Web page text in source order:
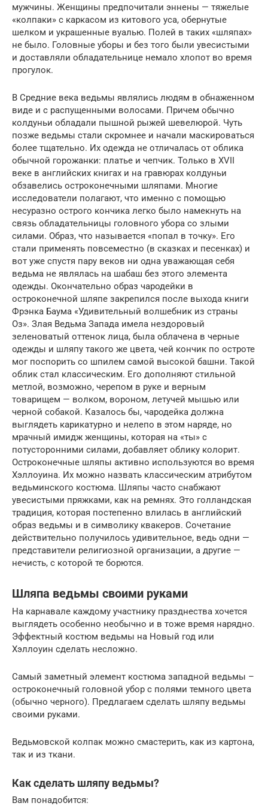
мужчины. Женщины предпочитали эннены — тяжелые
«колпаки» с каркасом из китового уса, обернутые
шелком и украшенные вуалью. Полей в таких «шляпах»
не было. Головные уборы и без того были увесистыми
и доставляли обладательнице немало хлопот во время
прогулок.
В Средние века ведьмы являлись людям в обнаженном
виде и с распущенными волосами. Причем обычно
колдуньи обладали пышной рыжей шевелюрой. Чуть
позже ведьмы стали скромнее и начали маскироваться
более тщательно. Их одежда не отличалась от облика
обычной горожанки: платье и чепчик. Только в XVII
веке в английских книгах и на гравюрах колдуньи
обзавелись остроконечными шляпами. Многие
исследователи полагают, что именно с помощью
несуразно острого кончика легко было намекнуть на
связь обладательницы головного убора со злыми
силами. Образ, что называется «попал в точку». Его
стали применять повсеместно (в сказках и песенках) и
вот уже спустя пару веков ни одна уважающая себя
ведьма не являлась на шабаш без этого элемента
одежды. Окончательно образ чародейки в
остроконечной шляпе закрепился после выхода книги
Фрэнка Баума «Удивительный волшебник из страны
Оз». Злая Ведьма Запада имела нездоровый
зеленоватый оттенок лица, была облачена в черные
одежды и шляпу такого же цвета, чей кончик по остроте
мог поспорить со шпилем самой высокой башни. Такой
облик стал классическим. Его дополняют стильной
метлой, возможно, черепом в руке и верным
товарищем — волком, вороном, летучей мышью или
черной собакой. Казалось бы, чародейка должна
выглядеть карикатурно и нелепо в этом наряде, но
мрачный имидж женщины, которая на «ты» с
потусторонними силами, добавляет облику колорит.
Остроконечные шляпы активно используются во время
Хэллоуина. Их можно назвать классическим атрибутом
ведьминского костюма. Шляпы часто снабжают
увесистыми пряжками, как на ремнях. Это голландская
традиция, которая постепенно влилась в английский
образ ведьмы и в символику квакеров. Сочетание
действительно получилось удивительное, ведь одни —
представители религиозной организации, а другие —
нечисть, с которой те борются.
Шляпа ведьмы своими руками
На карнавале каждому участнику празднества хочется
выглядеть особенно необычно и в тоже время нарядно.
Эффектный костюм ведьмы на Новый год или
Хэллоуин сделать несложно.
Самый заметный элемент костюма западной ведьмы –
остроконечный головной убор с полями темного цвета
(обычно черного). Предлагаем сделать шляпу ведьмы
своими руками.
Ведьмовской колпак можно смастерить, как из картона,
так и из ткани.
Как сделать шляпу ведьмы?
Вам понадобится: